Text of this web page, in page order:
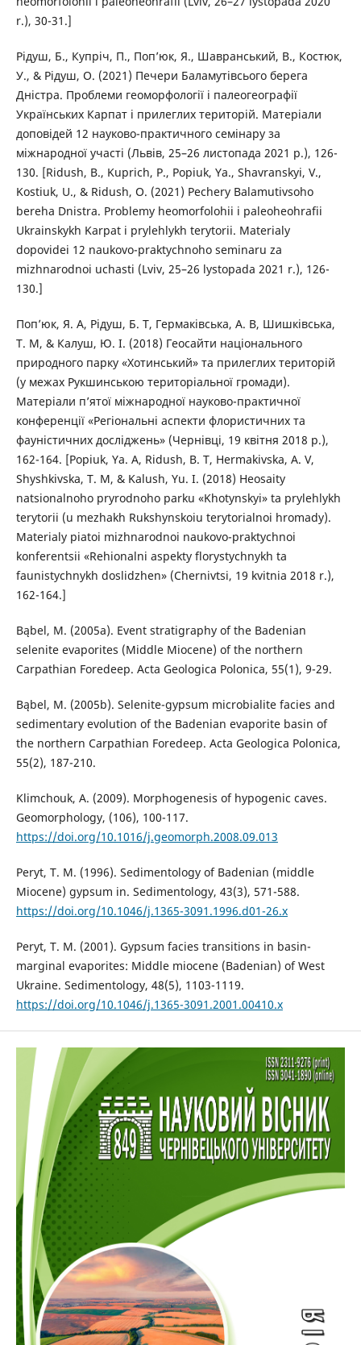
r.), 30-31.]
Рідуш, Б., Купріч, П., Поп’юк, Я., Шавранський, В., Костюк,
У., & Рідуш, О. (2021) Печери Баламутівсього берега
Дністра. Проблеми геоморфології і палеогеографії
Українських Карпат і прилеглих територій. Матеріали
доповідей 12 науково-практичного семінару за
міжнародної участі (Львів, 25–26 листопада 2021 р.), 126-
130. [Ridush, B., Kuprich, P., Popiuk, Ya., Shavranskyi, V.,
Kostiuk, U., & Ridush, O. (2021) Pechery Balamutivsoho
bereha Dnistra. Problemy heomorfolohii i paleoheohrafii
Ukrainskykh Karpat i prylehlykh terytorii. Materialy
dopovidei 12 naukovo-praktychnoho seminaru za
mizhnarodnoi uchasti (Lviv, 25–26 lystopada 2021 r.), 126-
130.]
Поп’юк, Я. А, Рідуш, Б. Т, Гермаківська, А. В, Шишківська,
Т. М, & Калуш, Ю. І. (2018) Геосайти національного
природного парку «Хотинський» та прилеглих територій
(у межах Рукшинською територіальної громади).
Матеріали п’ятої міжнародної науково-практичної
конференції «Регіональні аспекти флористичних та
фауністичних досліджень» (Чернівці, 19 квітня 2018 р.),
162-164. [Popiuk, Ya. A, Ridush, B. T, Hermakivska, A. V,
Shyshkivska, T. M, & Kalush, Yu. I. (2018) Heosaity
natsionalnoho pryrodnoho parku «Khotynskyi» ta prylehlykh
terytorii (u mezhakh Rukshynskoiu terytorialnoi hromady).
Materialy piatoi mizhnarodnoi naukovo-praktychnoi
konferentsii «Rehionalni aspekty florystychnykh ta
faunistychnykh doslidzhen» (Chernivtsi, 19 kvitnia 2018 r.),
162-164.]
Bąbel, M. (2005a). Event stratigraphy of the Badenian
selenite evaporites (Middle Miocene) of the northern
Carpathian Foredeep. Acta Geologica Polonica, 55(1), 9-29.
Bąbel, M. (2005b). Selenite-gypsum microbialite facies and
sedimentary evolution of the Badenian evaporite basin of
the northern Carpathian Foredeep. Acta Geologica Polonica,
55(2), 187-210.
Klimchouk, A. (2009). Morphogenesis of hypogenic caves.
Geomorphology, (106), 100-117.
https://doi.org/10.1016/j.geomorph.2008.09.013
Peryt, T. M. (1996). Sedimentology of Badenian (middle
Miocene) gypsum in. Sedimentology, 43(3), 571-588.
https://doi.org/10.1046/j.1365-3091.1996.d01-26.x
Peryt, T. M. (2001). Gypsum facies transitions in basin-
marginal evaporites: Middle miocene (Badenian) of West
Ukraine. Sedimentology, 48(5), 1103-1119.
https://doi.org/10.1046/j.1365-3091.2001.00410.x